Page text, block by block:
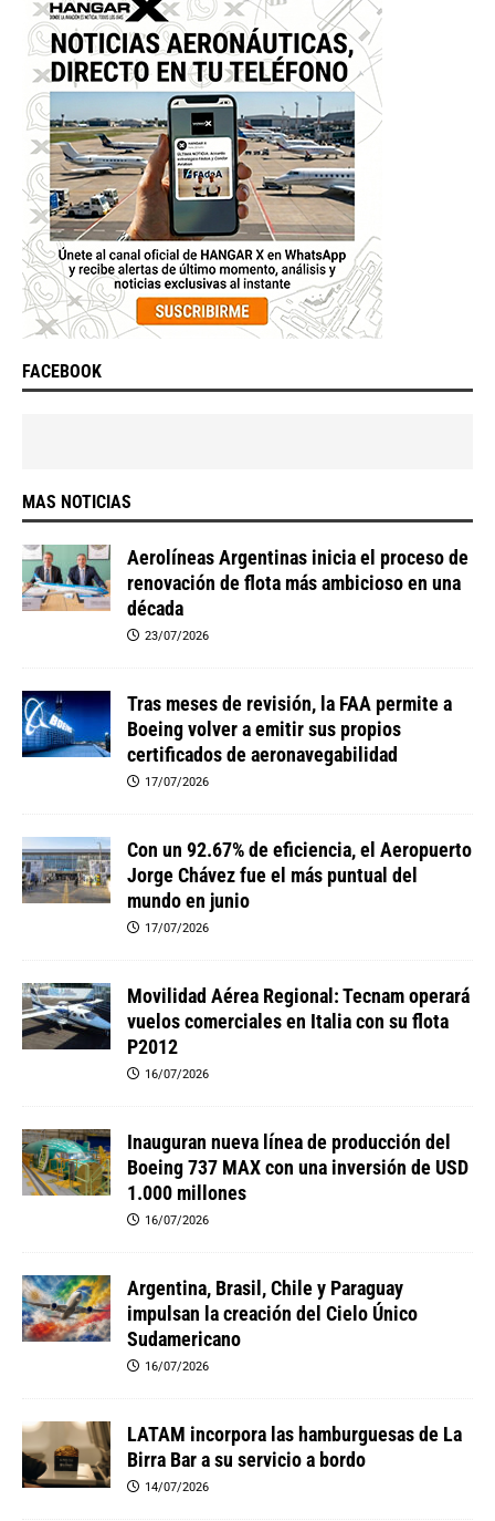
FACEBOOK
MAS NOTICIAS
Aerolíneas Argentinas inicia el proceso de
renovación de flota más ambicioso en una
década
23/07/2026
Tras meses de revisión, la FAA permite a
Boeing volver a emitir sus propios
certificados de aeronavegabilidad
17/07/2026
Con un 92.67% de eficiencia, el Aeropuerto
Jorge Chávez fue el más puntual del
mundo en junio
17/07/2026
Movilidad Aérea Regional: Tecnam operará
vuelos comerciales en Italia con su flota
P2012
16/07/2026
Inauguran nueva línea de producción del
Boeing 737 MAX con una inversión de USD
1.000 millones
16/07/2026
Argentina, Brasil, Chile y Paraguay
impulsan la creación del Cielo Único
Sudamericano
16/07/2026
LATAM incorpora las hamburguesas de La
Birra Bar a su servicio a bordo
14/07/2026